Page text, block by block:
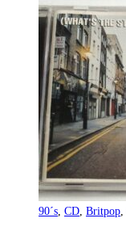
90´s CD Britpop